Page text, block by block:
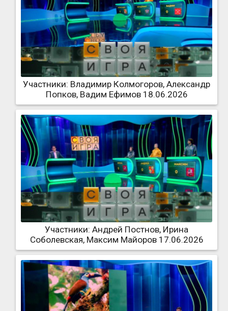
Участники: Владимир Колмогоров, Александр
Попков, Вадим Ефимов 18.06.2026
Участники: Андрей Постнов, Ирина
Соболевская, Максим Майоров 17.06.2026